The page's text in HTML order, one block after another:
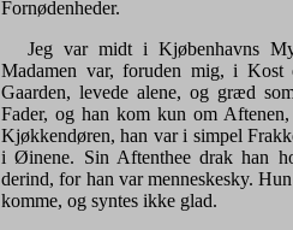
Fornødenheder.
Jeg var midt i Kjøbenhavns
Madamen var, foruden mig, i
Gaarden, levede alene, og græd
Fader, og han kom kun om
Kjøkkendøren, han var i simpel
i Øinene. Sin Aftenthee drak han
derind, for han var menneskesky.
komme, og syntes ikke glad.